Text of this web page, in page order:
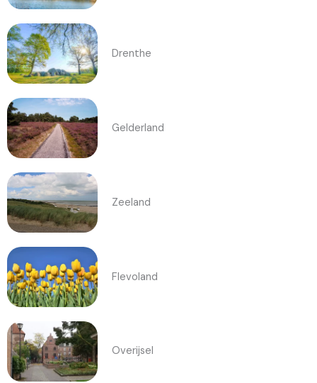
Drenthe
Gelderland
Zeeland
Flevoland
Overijsel